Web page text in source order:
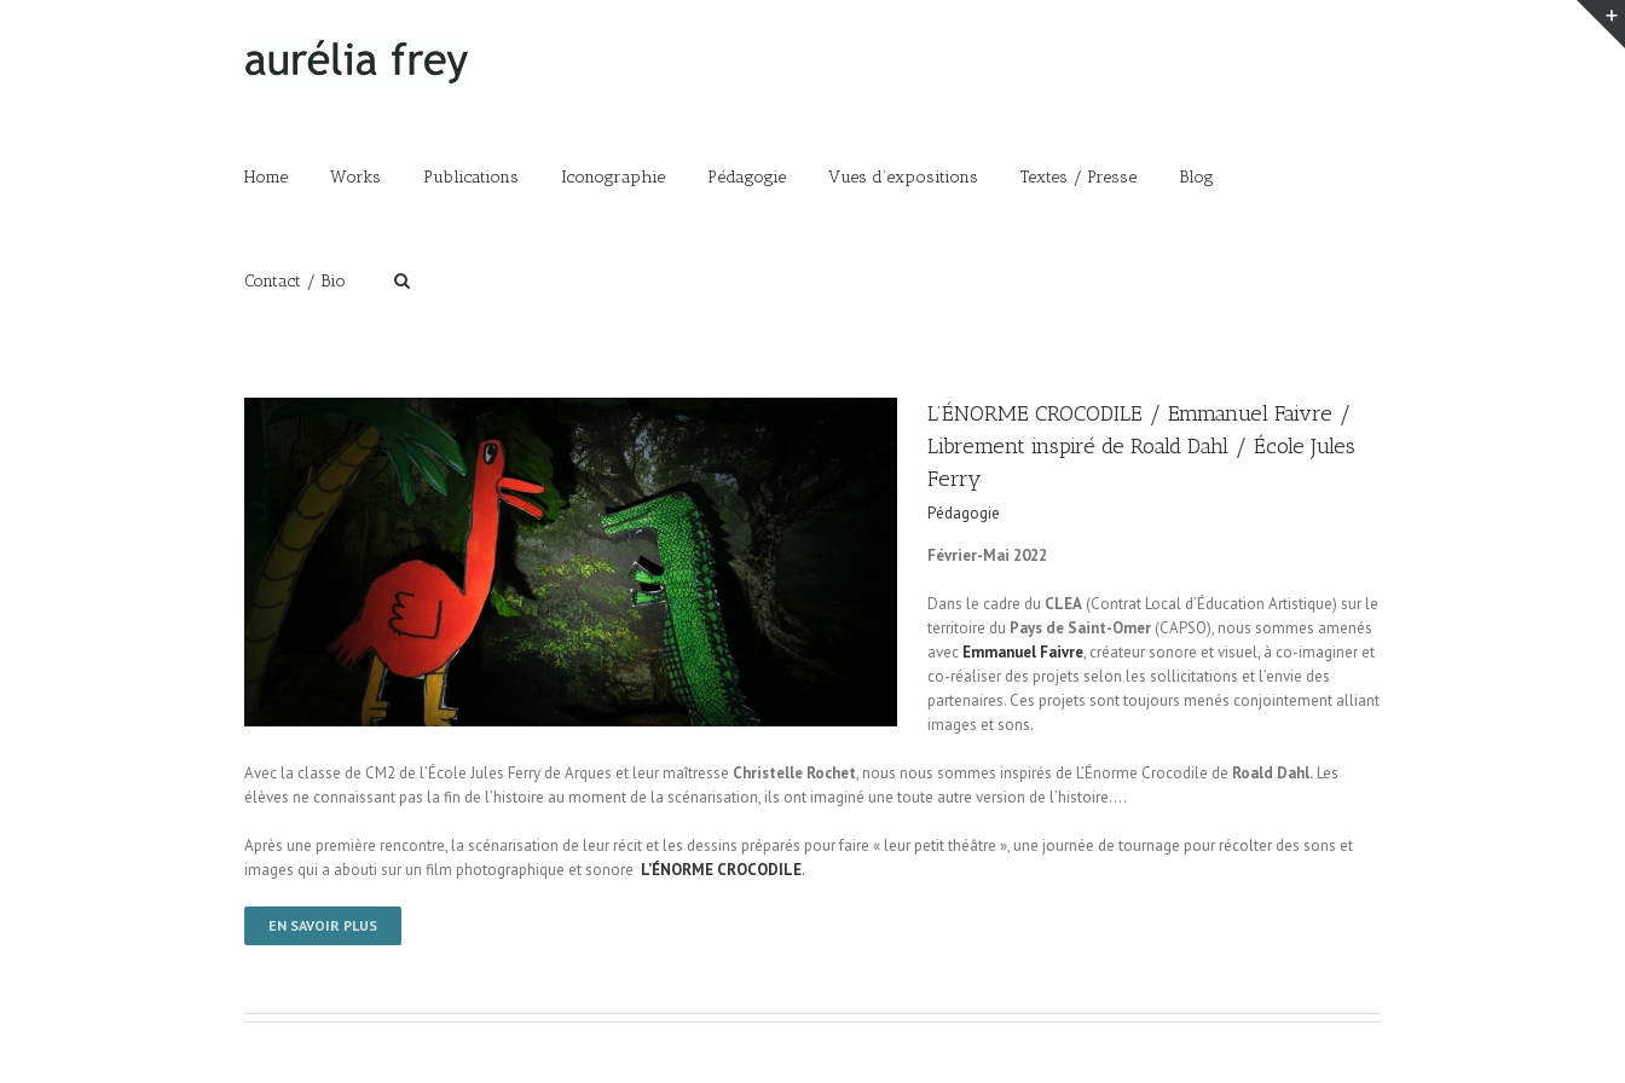
Home Works Publications Iconographie Pédagogie Vues d’expositions Textes / Presse Blog
Contact / Bio
L’ÉNORME CROCODILE / Emmanuel Faivre /
Librement inspiré de Roald Dahl / École Jules
Ferry
Pédagogie
Février-Mai 2022
Dans le cadre du CLEA (Contrat Local d’Éducation Artistique) sur le
territoire du Pays de Saint-Omer (CAPSO), nous sommes amenés
avec Emmanuel Faivre, créateur sonore et visuel, à co-imaginer et
co-réaliser des projets selon les sollicitations et l’envie des
partenaires. Ces projets sont toujours menés conjointement alliant
images et sons.
Avec la classe de CM2 de l’École Jules Ferry de Arques et leur maîtresse Christelle Rochet, nous nous sommes inspirés de L’Énorme Crocodile de Roald Dahl. Les
élèves ne connaissant pas la fin de l’histoire au moment de la scénarisation, ils ont imaginé une toute autre version de l’histoire….
Après une première rencontre, la scénarisation de leur récit et les dessins préparés pour faire « leur petit théâtre », une journée de tournage pour récolter des sons et
images qui a abouti sur un film photographique et sonore L’ÉNORME CROCODILE.
EN SAVOIR PLUS